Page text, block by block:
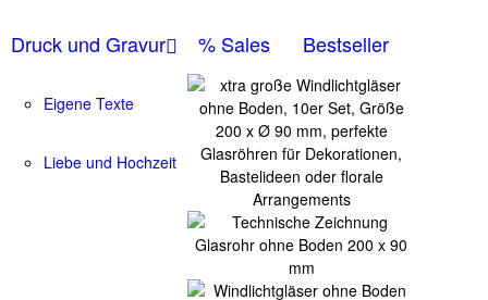
Druck und Gravur
Eigene Texte
Liebe und Hochzeit
% Sales Bestseller